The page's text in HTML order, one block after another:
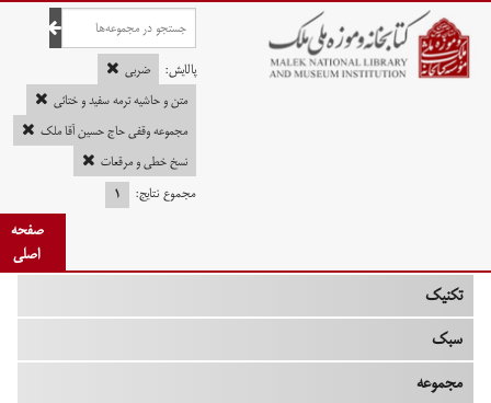
صفحه اصلی
پالایش:
ضربی
متن و حاشیه ترمه سفید و ختائی
مجموعه وقفی حاج حسین آقا ملک
نسخ خطی و مرقعات
مجموع نتایج:
۱
صفحه
اصلی
تکنیک
سبک
مجموعه